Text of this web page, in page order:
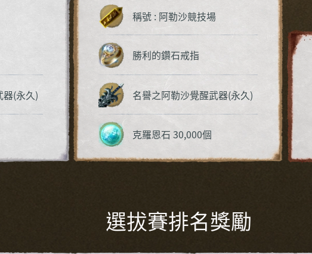
稱號 : 阿勒沙競技場
勝利的鑽石戒指
名譽之阿勒沙覺醒武器(永久)
克羅恩石 30,000個
(永久)
選拔賽排名獎勵